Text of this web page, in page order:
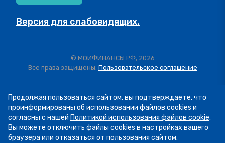
Версия для слабовидящих.
© МОИФИНАНСЫ.РФ, 2026
Все права защищены. Пользовательское соглашение
Продолжая пользоваться сайтом, вы подтверждаете, что
проинформированы об использовании файлов cookies и
согласны с нашей Политикой использования файлов cookie.
Вы можете отключить файлы cookies в настройках вашего
браузера или отказаться от пользования сайтом.